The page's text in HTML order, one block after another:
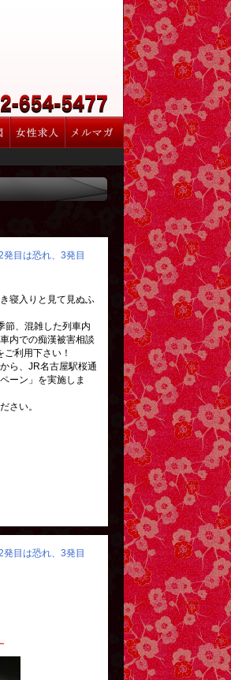
目は恐れ、3発目
寝入りと見て見ぬふ
節、混雑した列車内
内での痴漢被害相談
利用下さい！
ら、JR名古屋駅桜通
ーン」を実施しま
さい。
目は恐れ、3発目